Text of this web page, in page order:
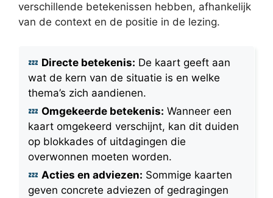
verschillende betekenissen hebben, afhankelijk
van de context en de positie in de lezing.
Directe betekenis: De kaart geeft aan
wat de kern van de situatie is en welke
thema’s zich aandienen.
Omgekeerde betekenis: Wanneer een
kaart omgekeerd verschijnt, kan dit duiden
op blokkades of uitdagingen die
overwonnen moeten worden.
Acties en adviezen: Sommige kaarten
geven concrete adviezen of gedragingen